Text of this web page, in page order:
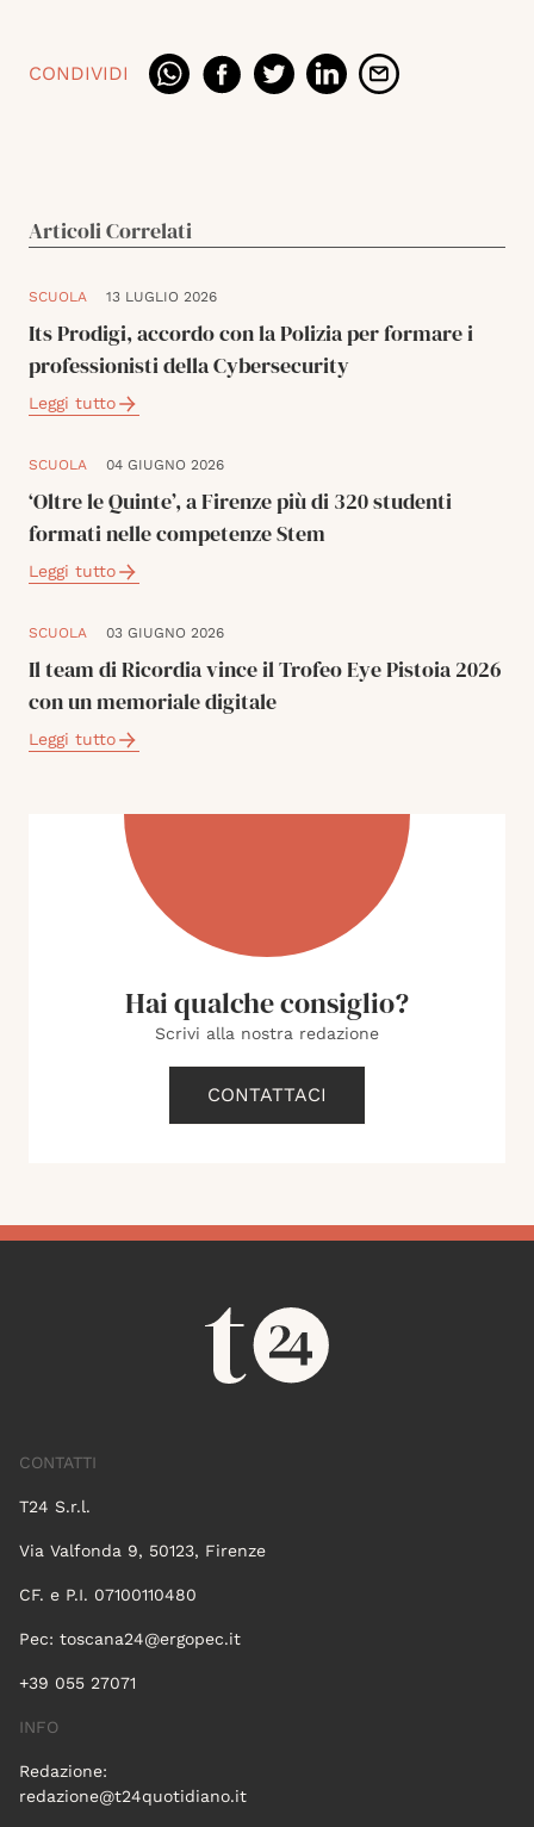
CONDIVIDI
Articoli Correlati
SCUOLA 13 LUGLIO 2026
Its Prodigi, accordo con la Polizia per formare i
professionisti della Cybersecurity
Leggi tutto
SCUOLA 04 GIUGNO 2026
‘Oltre le Quinte’, a Firenze più di 320 studenti
formati nelle competenze Stem
Leggi tutto
SCUOLA 03 GIUGNO 2026
Il team di Ricordia vince il Trofeo Eye Pistoia 2026
con un memoriale digitale
Leggi tutto
Hai qualche consiglio?
Scrivi alla nostra redazione
CONTATTACI
CONTATTI
T24 S.r.l.
Via Valfonda 9, 50123, Firenze
CF. e P.I. 07100110480
Pec: toscana24@ergopec.it
+39 055 27071
INFO
Redazione:
redazione@t24quotidiano.it